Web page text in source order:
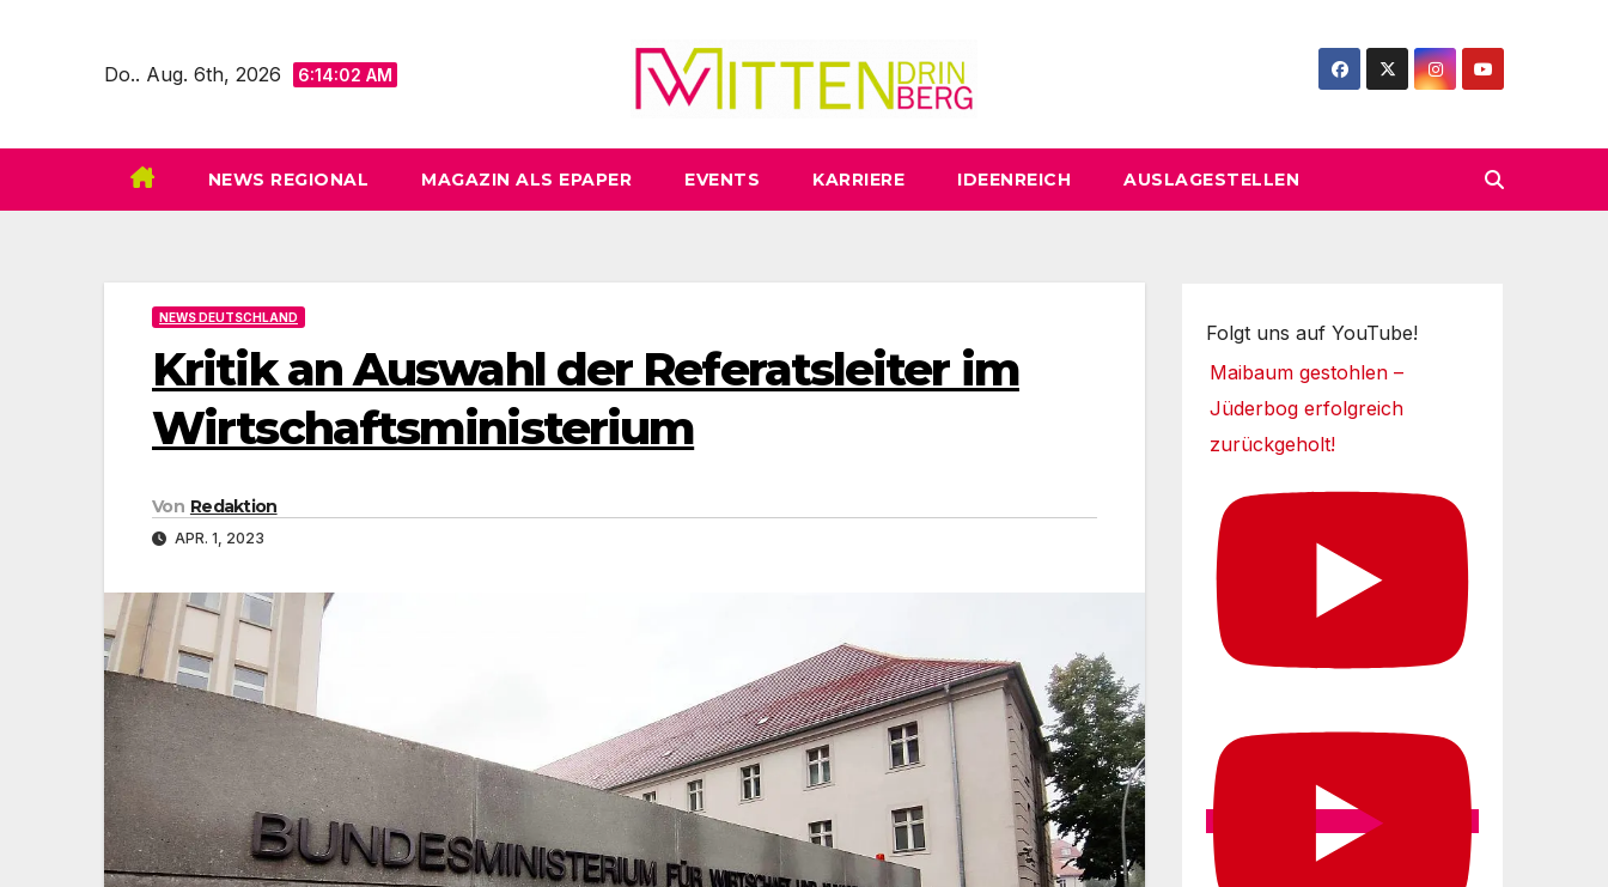
Do.. Aug. 6th, 2026 6:14:04 AM
NEWS REGIONAL MAGAZIN ALS EPAPER EVENTS KARRIERE IDEENREICH AUSLAGESTELLEN
NEWS DEUTSCHLAND
Kritik an Auswahl der Referatsleiter im
Wirtschaftsministerium
Von Redaktion
APR. 1, 2023
Folgt uns auf YouTube!
Maibaum gestohlen –
Jüderbog erfolgreich
zurückgeholt!